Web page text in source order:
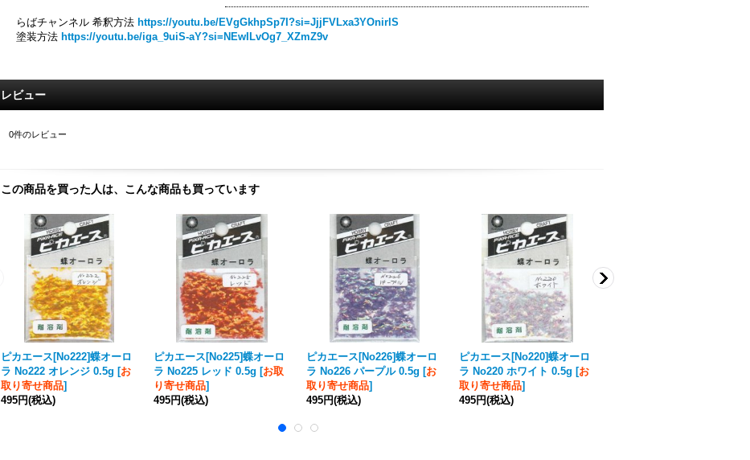
らばチャンネル 希釈方法 https://youtu.be/EVgGkhpSp7I?si=JjjFVLxa3YOnirlS
塗装方法 https://youtu.be/iga_9uiS-aY?si=NEwILvOg7_XZmZ9v
レビュー
0件のレビュー
この商品を買った人は、こんな商品も買っています
ピカエース[No222]蝶オーロ
ラ No222 オレンジ 0.5g [お
取り寄せ商品]
495円(税込)
ピカエース[No225]蝶オーロ
ラ No225 レッド 0.5g [お取
り寄せ商品]
495円(税込)
ピカエース[No226]蝶オーロ
ラ No226 パープル 0.5g [お
取り寄せ商品]
495円(税込)
ピカエース[No220]蝶オーロ
ラ No220 ホワイト 0.5g [お
取り寄せ商品]
495円(税込)